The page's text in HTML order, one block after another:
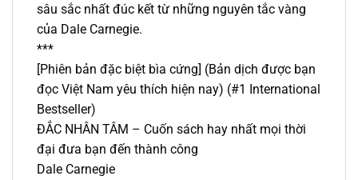
sâu sắc nhất đúc kết từ những nguyên tắc vàng
của Dale Carnegie.
***
[Phiên bản đặc biệt bìa cứng] (Bản dịch được bạn
đọc Việt Nam yêu thích hiện nay) (#1 International
Bestseller)
ĐẮC NHÂN TÂM – Cuốn sách hay nhất mọi thời
đại đưa bạn đến thành công
Dale Carnegie